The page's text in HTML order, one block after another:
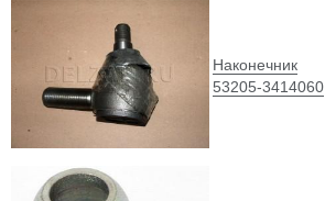
Наконечник
53205-3414060